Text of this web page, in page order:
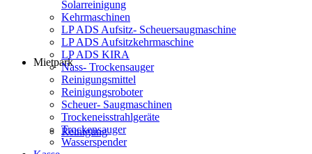
Mietpark
Reinigung
Solarreinigung
Kehrmaschinen
LP ADS Aufsitz- Scheuersaugmaschine
LP ADS Aufsitzkehrmaschine
LP ADS KIRA
Nass- Trockensauger
Reinigungsmittel
Reinigungsroboter
Scheuer- Saugmaschinen
Trockeneisstrahlgeräte
Trockensauger
Wasserspender